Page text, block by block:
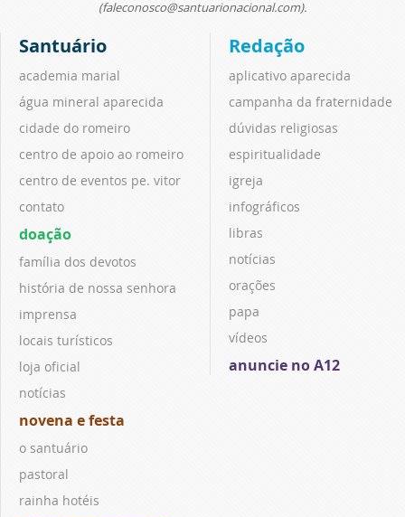
(faleconosco@santuarionacional.com).
Santuário
academia marial
água mineral aparecida
cidade do romeiro
centro de apoio ao romeiro
centro de eventos pe. vitor
contato
doação
família dos devotos
história de nossa senhora
imprensa
locais turísticos
loja oficial
notícias
novena e festa
o santuário
pastoral
rainha hotéis
Redação
aplicativo aparecida
campanha da fraternidade
dúvidas religiosas
espiritualidade
igreja
infográficos
libras
notícias
orações
papa
vídeos
anuncie no A12